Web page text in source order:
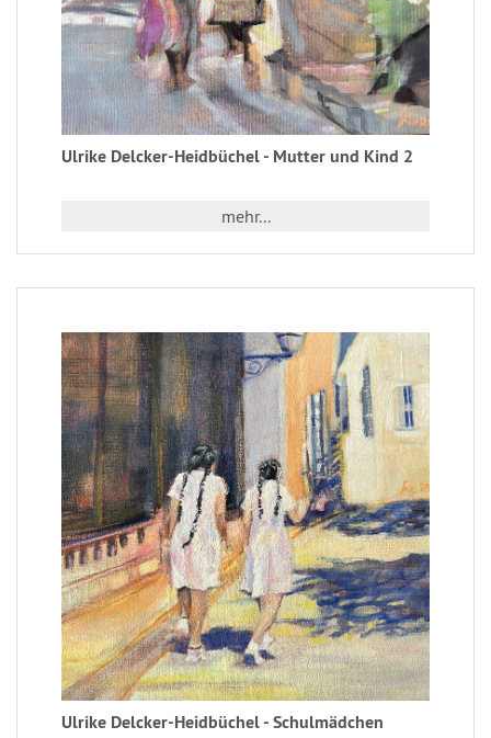
Ulrike Delcker-Heidbüchel - Mutter und Kind 2
mehr...
Ulrike Delcker-Heidbüchel - Schulmädchen